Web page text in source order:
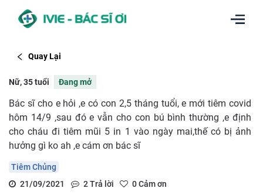
Quay Lại
Nữ, 35 tuổi Đang mở
Bác sĩ cho e hỏi ,e có con 2,5 tháng tuổi, e mới tiêm covid
hôm 14/9 ,sau đó e vẫn cho con bú bình thường ,e định
cho cháu đi tiêm mũi 5 in 1 vào ngày mai,thế có bị ảnh
hưởng gì ko ah ,e cám ơn bác sĩ
Tiêm Chủng
21/09/2021
2Trả lời 0Cảm ơn